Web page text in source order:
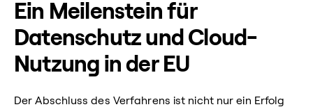
Ein Meilenstein für
Datenschutz und Cloud-
Nutzung in der EU
Der Abschluss des Verfahrens ist nicht nur ein Erfolg